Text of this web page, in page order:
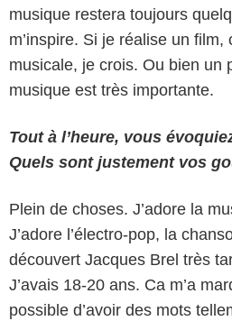
musique restera toujours
m’inspire. Si je réalise un
musicale, je crois. Ou bien un
musique est très importante.
Tout à l’heure, vous
Quels sont justement vos
Plein de choses. J’adore la
J’adore l’électro-pop, la
découvert Jacques Brel très
J’avais 18-20 ans. Ca m’a
possible d’avoir des mots